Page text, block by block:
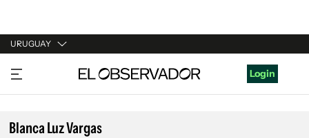
URUGUAY
URUGUAY
ARGENTINA
ESPAÑA
Login
Blanca Luz Vargas